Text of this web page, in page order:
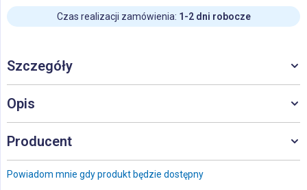
Powiadom mnie gdy produkt będzie dostępny
Czas realizacji zamówienia: 1-2 dni robocze
Szczegóły
Opis
Producent